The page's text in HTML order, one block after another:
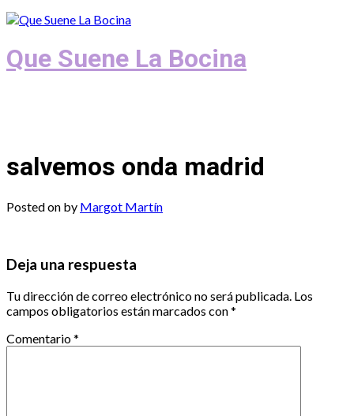
Que Suene La Bocina
salvemos onda madrid
Posted on by Margot Martín
Deja una respuesta
Tu dirección de correo electrónico no será publicada. Los
campos obligatorios están marcados con*
Comentario*